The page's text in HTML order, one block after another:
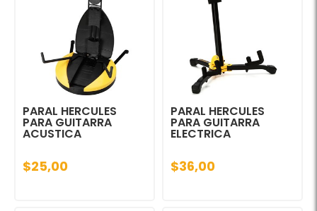
PARAL HERCULES
PARA GUITARRA
ACUSTICA
$25,00
PARAL HERCULES
PARA GUITARRA
ELECTRICA
$36,00